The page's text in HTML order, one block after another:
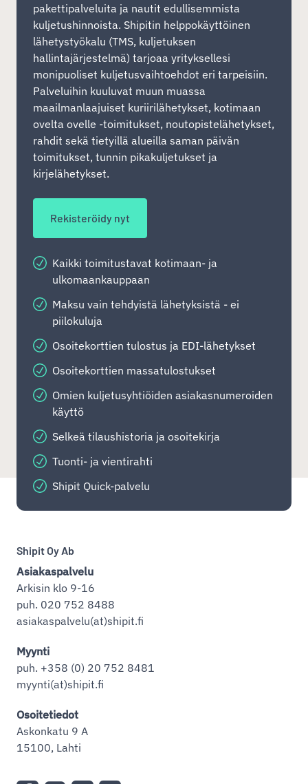
pakettipalveluita ja nautit edullisemmista
kuljetushinnoista. Shipitin helppokäyttöinen
lähetystyökalu (TMS, kuljetuksen
hallintajärjestelmä) tarjoaa yrityksellesi
monipuoliset kuljetusvaihtoehdot eri tarpeisiin.
Palveluihin kuuluvat muun muassa
maailmanlaajuiset kuriirilähetykset, kotimaan
ovelta ovelle -toimitukset, noutopistelähetykset,
rahdit sekä tietyillä alueilla saman päivän
toimitukset, tunnin pikakuljetukset ja
kirjelähetykset.
Rekisteröidy nyt
Kaikki toimitustavat kotimaan- ja
ulkomaankauppaan
Maksu vain tehdyistä lähetyksistä - ei
piilokuluja
Osoitekorttien tulostus ja EDI-lähetykset
Osoitekorttien massatulostukset
Omien kuljetusyhtiöiden asiakasnumeroiden
käyttö
Selkeä tilaushistoria ja osoitekirja
Tuonti- ja vientirahti
Shipit Quick-palvelu
Shipit Oy Ab
Asiakaspalvelu
Arkisin klo 9-16
puh. 020 752 8488
asiakaspalvelu(at)shipit.fi
Myynti
puh. +358 (0) 20 752 8481
myynti(at)shipit.fi
Osoitetiedot
Askonkatu 9 A
15100, Lahti